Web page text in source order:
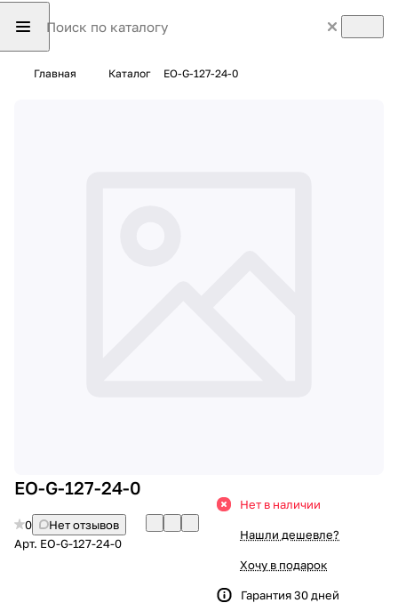
Главная Каталог EO-G-127-24-0
EO-G-127-24-0
0
Нет отзывов
Арт. EO-G-127-24-0
Нет в наличии
Нашли дешевле?
Хочу в подарок
Гарантия 30 дней